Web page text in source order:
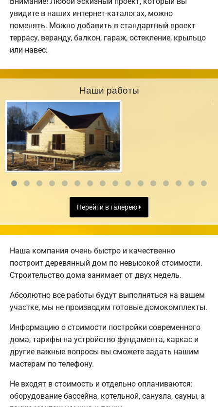
увидите в наших интернет-каталогах, можно
поменять. Можно добавить в стандартный проект
террасу, веранду, балкон, гараж, остекление, крыльцо
или навес.
Наши работы
Перейти в галерею
Наша компания очень быстро и качественно
построит деревянный дом по невысокой стоимости.
Строительство дома занимает от двух недель.
Абсолютно все работы будут выполняться на вашем
участке, мы не производим готовые домокомплекты.
Информацию о стоимости постройки современного
дома, тарифы на устройство фундамента, каркас и
другие важные вопросы вы сможете задать нашим
мастерам по телефону.
Не входят в стоимость и отдельно оплачиваются:
оборудование бассейна, котельной, санузла, сауны, а